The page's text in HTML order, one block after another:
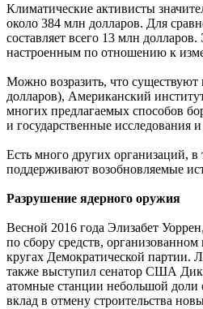
Климатические активисты
около 384 млн долларов. Для
составляет всего 13 млн
настроенным по отношению к
Можно возразить, что
долларов), Американский
многих предлагаемых способов
и государственные исследования
Есть много других организаций,
поддерживают возобновляемые
Разрушение ядерного оружия
Весной 2016 года Элизабет
по сбору средств,
кругах Демократической
также выступил сенатор США Дик
атомные станции небольшой доли
вклад в отмену строительства